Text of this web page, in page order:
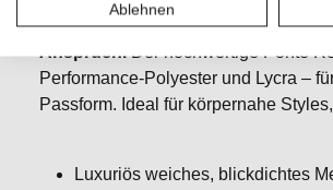
Komplett-Look.Unsere
Anspruch. Der hochwertige Ponte
Performance-Polyester und Lycra –
Passform. Ideal für körpernahe
Luxuriös weiches, blickdichtes
Ablehnen